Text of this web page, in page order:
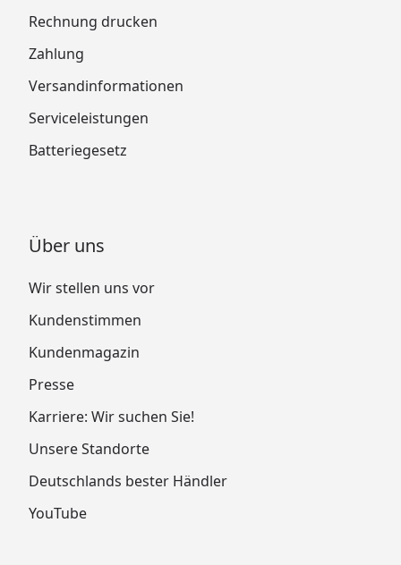
Rechnung drucken
Zahlung
Versandinformationen
Serviceleistungen
Batteriegesetz
Über uns
Wir stellen uns vor
Kundenstimmen
Kundenmagazin
Presse
Karriere: Wir suchen Sie!
Unsere Standorte
Deutschlands bester Händler
YouTube